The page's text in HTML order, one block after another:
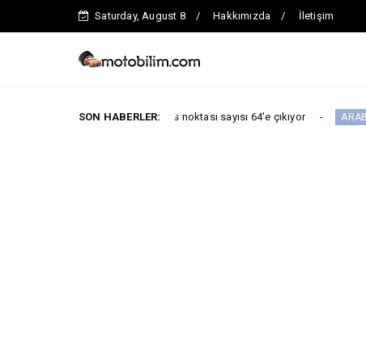
Saturday, August 8 Hakkımızda İletişim
SON HABERLER:
toplam servis noktası sayısı 64'e çıkıyor ARABA KAMPANYALARI